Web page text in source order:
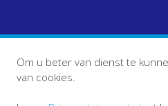
VOLG ONS
Om u beter van dienst te
van cookies.